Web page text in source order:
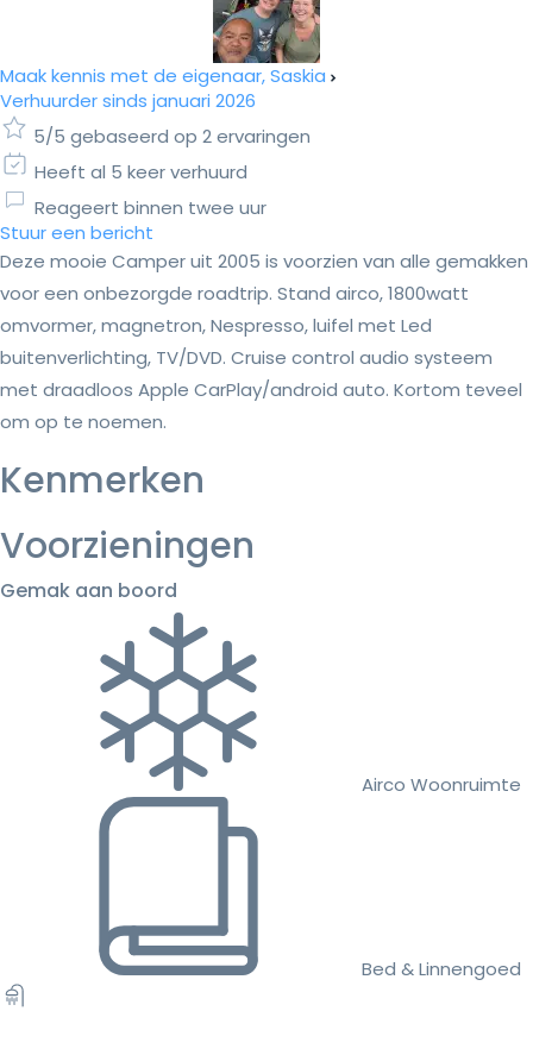
Maak kennis met de eigenaar, Saskia
Verhuurder sinds januari 2026
5/5 gebaseerd op 2 ervaringen
Heeft al 5 keer verhuurd
Reageert binnen twee uur
Stuur een bericht
Deze mooie Camper uit 2005 is voorzien van alle gemakken
voor een onbezorgde roadtrip. Stand airco, 1800watt
omvormer, magnetron, Nespresso, luifel met Led
buitenverlichting, TV/DVD. Cruise control audio systeem
met draadloos Apple CarPlay/android auto. Kortom teveel
om op te noemen.
Kenmerken
Voorzieningen
Gemak aan boord
Airco Woonruimte
Bed & Linnengoed